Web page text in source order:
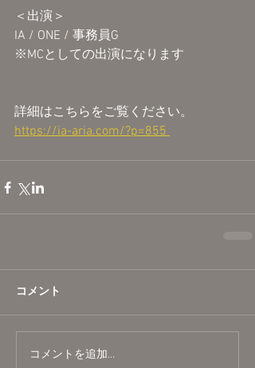
＜出演＞
IA / ONE / 事務員G
※MCとしての出演になります
詳細はこちらをご覧ください。
https://ia-aria.com/?p=855
コメント
コメントを追加…